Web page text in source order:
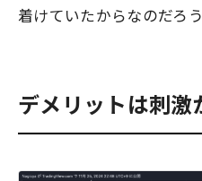
着けていたからなのだろ
デメリットは刺激